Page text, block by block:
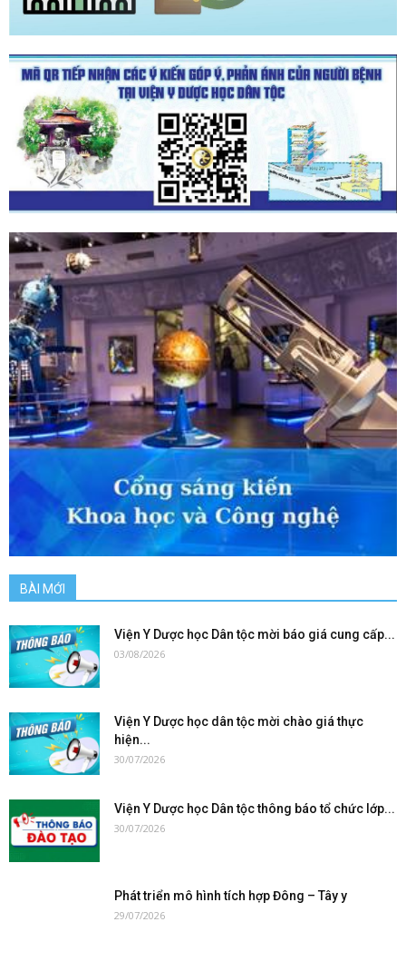
BÀI MỚI
Viện Y Dược học Dân tộc mời báo giá cung cấp...
03/08/2026
Viện Y Dược học dân tộc mời chào giá thực
hiện...
30/07/2026
Viện Y Dược học Dân tộc thông báo tổ chức lớp...
30/07/2026
Phát triển mô hình tích hợp Đông – Tây y
29/07/2026